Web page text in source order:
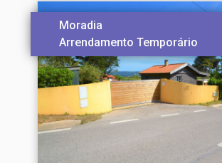
Moradia
Arrendamento Temporário